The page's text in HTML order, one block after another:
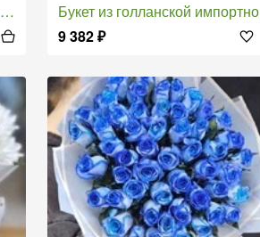
Букет из голланской импортной розы
9 382₽